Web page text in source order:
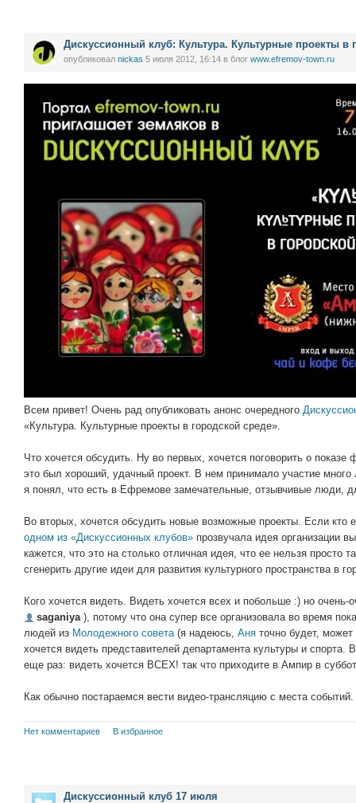
Дискуссионный клуб: Культура. Культурные проекты в
опубликовал nickas 5 июля 2012, 16:14 в блог www.efremov-town.ru
Всем привет! Очень рад опубликовать анонс очередного
«Культура. Культурные проекты в городской среде».
Что хочется обсудить. Ну во первых, хочется поговорить о показе
это был хороший, удачный проект. В нем принимало участие
я понял, что есть в Ефремове замечательные, отзывчивые люди,
Во вторых, хочется обсудить новые возможные проекты. Если
одном из «Дискуссионных клубов» прозвучала идея организации
кажется, что это на столько отличная идея, что ее нельзя просто
сгенерить другие идеи для развития культурного пространства в
Кого хочется видеть. Видеть хочется всех и побольше :) но
saganiya), потому что она супер все организовала во время
людей из Молодежного совета(я надеюсь, Аня точно будет,
хочется видеть представителей департамента культуры и
еще раз: видеть хочется ВСЕХ! так что приходите в Ампир в
Как обычно постараемся вести видео-трансляцию с места событий.
Нет комментариев В избранное
Дискуссионный клуб 17 июля